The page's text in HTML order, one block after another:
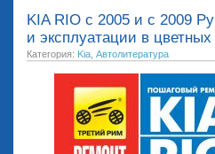
KIA RIO с 2005 и с 2009
и эксплуатации в
Категория: Kia Автолитература